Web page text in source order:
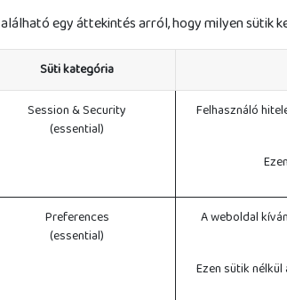
egy áttekintés arról, hogy milyen sütik
Süti kategória
Session & Security
(essential)
Felhasználó
Preferences
(essential)
A weboldal
Ezen sütik